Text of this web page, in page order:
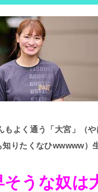
もよく通う「大宮」（
りたくなひwwwww）
そうな奴は